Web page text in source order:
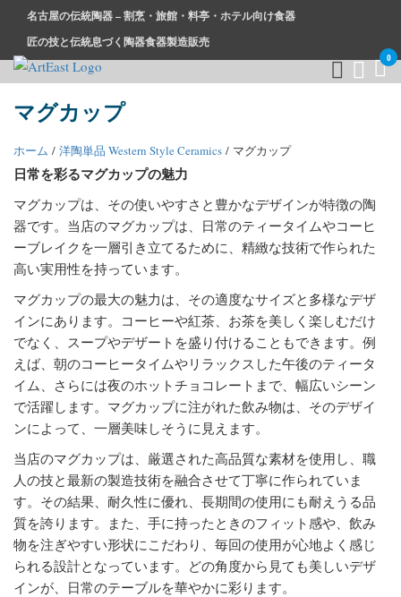
名古屋の伝統陶器 – 割烹・旅館・料亭・ホテル向け食器
匠の技と伝統息づく陶器食器製造販売
和食器・洋食器通販｜割烹・旅館・料亭・ホテル等業務用卸販
業務用から個人用まで、おしゃれでかわいい和食器・洋食器は
0
マグカップ
ホーム / 洋陶単品 Western Style Ceramics / マグカップ
日常を彩るマグカップの魅力
マグカップは、その使いやすさと豊かなデザインが特徴の陶
器です。当店のマグカップは、日常のティータイムやコーヒ
ーブレイクを一層引き立てるために、精緻な技術で作られた
高い実用性を持っています。
マグカップの最大の魅力は、その適度なサイズと多様なデザ
インにあります。コーヒーや紅茶、お茶を美しく楽しむだけ
でなく、スープやデザートを盛り付けることもできます。例
えば、朝のコーヒータイムやリラックスした午後のティータ
イム、さらには夜のホットチョコレートまで、幅広いシーン
で活躍します。マグカップに注がれた飲み物は、そのデザイ
ンによって、一層美味しそうに見えます。
当店のマグカップは、厳選された高品質な素材を使用し、職
人の技と最新の製造技術を融合させて丁寧に作られていま
す。その結果、耐久性に優れ、長期間の使用にも耐えうる品
質を誇ります。また、手に持ったときのフィット感や、飲み
物を注ぎやすい形状にこだわり、毎回の使用が心地よく感じ
られる設計となっています。どの角度から見ても美しいデザ
インが、日常のテーブルを華やかに彩ります。